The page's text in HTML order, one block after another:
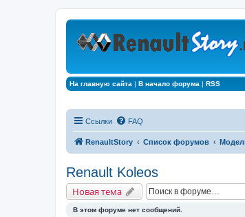
На главную сайта | В начало форума | RSS
Ссылки FAQ
RenaultStory Список форумов
Renault Koleos
Новая тема
В этом форуме нет сообщений.